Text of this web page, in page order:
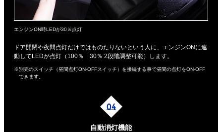
エンジンON時LEDが30％点灯
ドア開閉や夜間点灯だけではものたりないという人に、エンジンONに連
動してLEDが点灯（100％ 30％ 2段階調整可能）します。
※別売のスイッチ（昼間点灯ON-OFFスイッチ）を接続する事で昼間の点灯をON-OFF
できます。
自動消灯機能